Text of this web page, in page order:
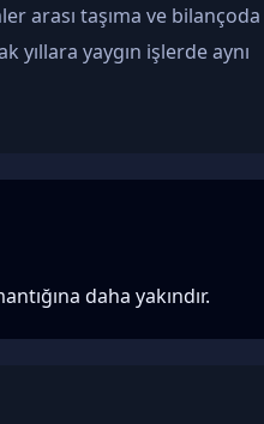
arası taşıma ve bilançoda
yıllara yaygın işlerde aynı
daha yakındır.